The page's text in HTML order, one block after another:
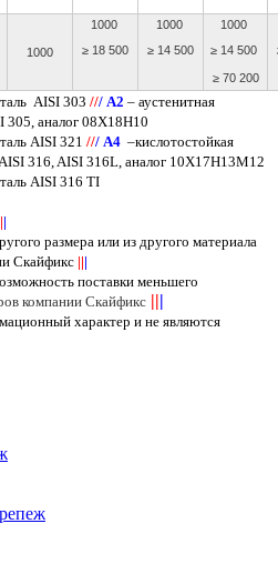
1000
1000 1000
1000
≥ 18 500
≥ 14 500 ≥ 14 500
≥ 70 200
AISI 303 /// А2 – аустенитная
305, аналог 08Х18Н10
AISI 321 /// А4 –кислотостойкая
AISI 316, AISI 316L , аналог 10Х17Н13М12
AISI 316 TI
|
размера или из другого материала
Скайфикс |||
поставки меньшего
компании Скайфикс |||
характер и не являются